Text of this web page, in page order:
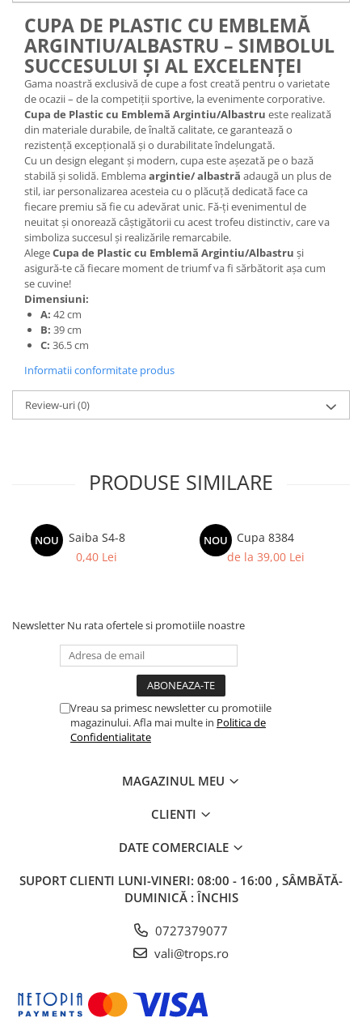
Figurine Plastic
Accesorii Figurine
OUTLET
Cupe Outlet
Medalii Outlet
Trofee Outlet
Figurine Outlet
Personalizari
Produse Personalizate
Trofee Personalizate
Tematica Tricolor
Alte categorii
Columbofili
Pompieri
CUPA DE PLASTIC CU EMBLEMĂ
ARGINTIU/ALBASTRU – SIMBOLUL
SUCCESULUI ȘI AL EXCELENȚEI
Gama noastră exclusivă de cupe a fost creată pentru o varietate
de ocazii – de la competiții sportive, la evenimente corporative.
Cupa de Plastic cu Emblemă Argintiu/Albastru este realizată
din materiale durabile, de înaltă calitate, ce garantează o
rezistență excepțională și o durabilitate îndelungată.
Cu un design elegant și modern, cupa este așezată pe o bază
stabilă și solidă. Emblemaargintie/ albastră adaugă un plus de
stil, iar personalizarea acesteia cu o plăcuță dedicată face ca
fiecare premiu să fie cu adevărat unic. Fă-ți evenimentul de
neuitat și onorează câștigătorii cu acest trofeu distinctiv, care va
simboliza succesul și realizările remarcabile.
AlegeCupa de Plastic cu Emblemă Argintiu/Albastru și
asigură-te că fiecare moment de triumf va fi sărbătorit așa cum
se cuvine!
Dimensiuni:
A: 42 cm
B: 39 cm
C: 36.5 cm
Informatii conformitate produs
Review-uri(0)
PRODUSE SIMILARE
NOU
Saiba S4-8
0,40 Lei
NOU
Cupa 8384
de la 39,00 Lei
Newsletter Nu rata ofertele si promotiile noastre
Vreau sa primesc newsletter cu promotiile
magazinului. Afla mai multe in Politica de
Confidentialitate
MAGAZINUL MEU
CLIENTI
DATE COMERCIALE
SUPORT CLIENTI LUNI-VINERI: 08:00 - 16:00 , SÂMBĂTĂ-
DUMINICĂ : ÎNCHIS
0727379077
vali@trops.ro